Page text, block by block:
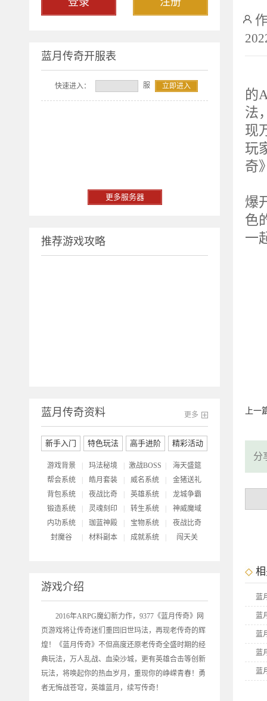
的
法
现
玩
奇
爆
色
一
上一
分
蓝
蓝
蓝
蓝
蓝
蓝月传奇开服表
快速进入： 服 立即进入
更多服务器
推荐游戏攻略
更多
蓝月传奇资料
新手入门 特色玩法 高手进阶 精彩活动
游戏背景 玛法秘境 激战BOSS
海天盛筵
帮会系统 皓月套装 威名系统
金猪送礼
背包系统 夜战比奇 英雄系统
龙城争霸
锻造系统 灵魂刻印 转生系统
神威魔域
内功系统 珈蓝神殿 宝物系统
夜战比奇
封魔谷 材料副本 成就系统 闯天关
游戏介绍
2016年ARPG魔幻新力作，9377《蓝月传奇》网
页游戏将让传奇迷们重回旧世玛法，再现老传奇的辉
煌！《蓝月传奇》不但高度还原老传奇全盛时期的经
典玩法，万人乱战、血染沙城，更有英雄合击等创新
玩法，将唤起你的热血岁月，重现你的峥嵘青春！勇
者无悔战苍穹，英雄蓝月，续写传奇！